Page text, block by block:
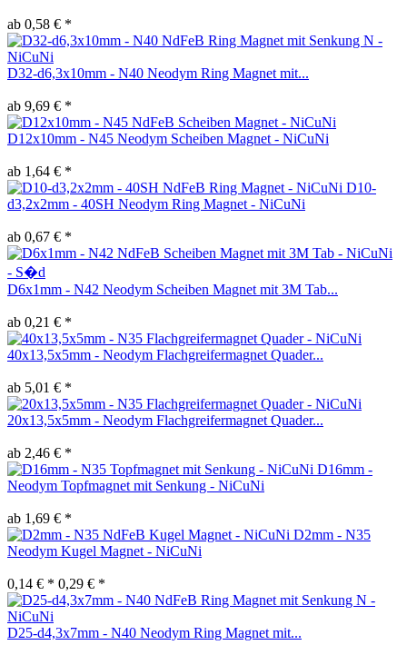
ab 0,58 € *
D32-d6,3x10mm - N40 Neodym Ring Magnet mit...
ab 9,69 € *
D12x10mm - N45 Neodym Scheiben Magnet - NiCuNi
ab 1,64 € *
D10-
d3,2x2mm - 40SH Neodym Ring Magnet - NiCuNi
ab 0,67 € *
D6x1mm - N42 Neodym Scheiben Magnet mit 3M Tab...
ab 0,21 € *
40x13,5x5mm - Neodym Flachgreifermagnet Quader...
ab 5,01 € *
20x13,5x5mm - Neodym Flachgreifermagnet Quader...
ab 2,46 € *
D16mm -
Neodym Topfmagnet mit Senkung - NiCuNi
ab 1,69 € *
D2mm - N35
Neodym Kugel Magnet - NiCuNi
0,14 € * 0,29 € *
D25-d4,3x7mm - N40 Neodym Ring Magnet mit...